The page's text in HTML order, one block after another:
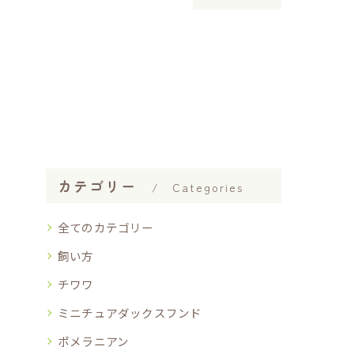
カテゴリー Categories
全てのカテゴリー
飼い方
チワワ
ミニチュアダックスフンド
ポメラニアン